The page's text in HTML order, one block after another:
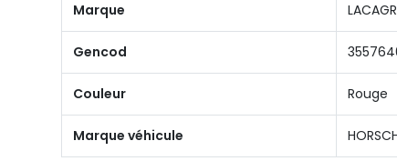
Marque
Gencod
Couleur Rouge
Marque véhicule